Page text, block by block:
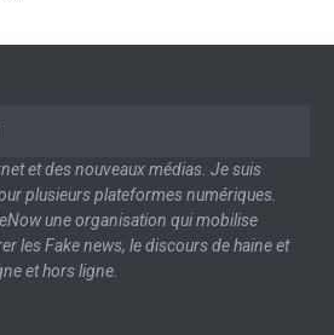
et des nouveaux médias. Je suis
plusieurs plateformes numériques.
une organisation qui mobilise
les Fake news, le discours de haine et
et hors ligne.